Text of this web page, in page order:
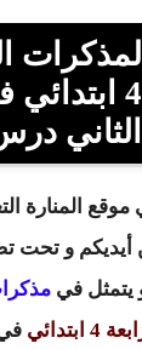
الرابعة 4
موقع المنارة
أيديكم و تحت
يتمثل في